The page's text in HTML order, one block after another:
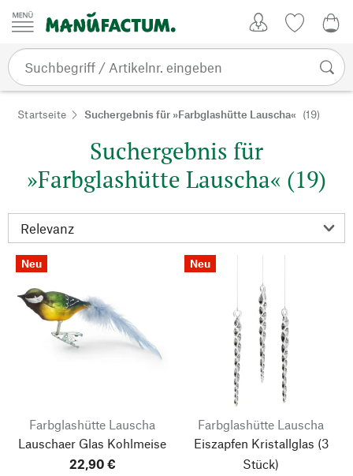
Zum Inhalt springen
Startseite Suchergebnis für »Farbglashütte Lauscha« (19)
Suchergebnis für
»Farbglashütte Lauscha« (19)
Neu
Farbglashütte Lauscha
Lauschaer Glas Kohlmeise
22,90 €
Neu
Farbglashütte Lauscha
Eiszapfen Kristallglas (3
Stück)